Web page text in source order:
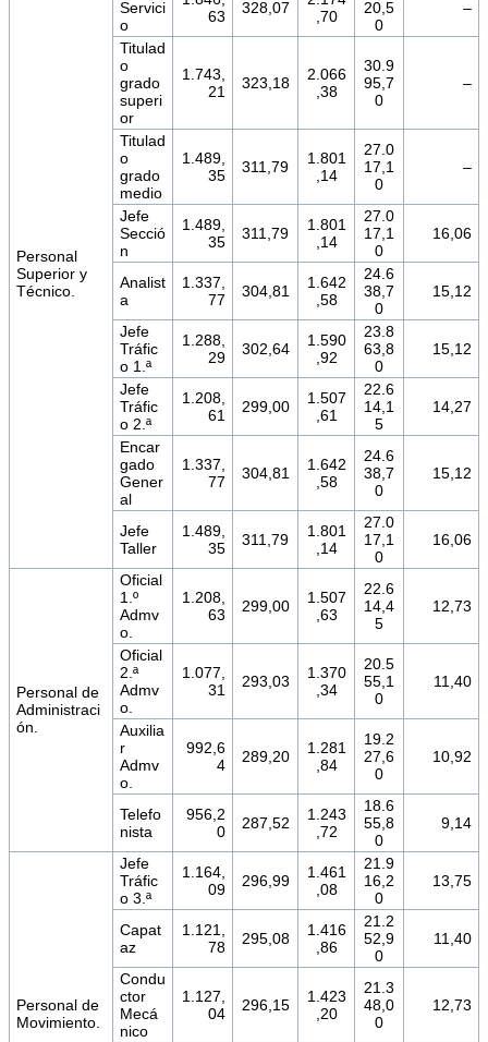
Personal
Superior y
Técnico.
Servici
o
63
328,07
,70
20,5
0
–
Titulad
o
grado
superi
or
1.743,
21
323,18
2.066
,38
30.9
95,7
0
–
Titulad
o
grado
medio
1.489,
35
311,79
1.801
,14
27.0
17,1
0
–
Jefe
Secció
n
1.489,
35
311,79
1.801
,14
27.0
17,1
0
16,06
Analist
a
1.337,
77
304,81
1.642
,58
24.6
38,7
0
15,12
Jefe
Tráfic
o 1.ª
1.288,
29
302,64
1.590
,92
23.8
63,8
0
15,12
Jefe
Tráfic
o 2.ª
1.208,
61
299,00
1.507
,61
22.6
14,1
5
14,27
Encar
gado
Gener
al
1.337,
77
304,81
1.642
,58
24.6
38,7
0
15,12
Jefe
Taller
1.489,
35
311,79
1.801
,14
27.0
17,1
0
16,06
Personal de
Administraci
ón.
Oficial
1.º
Admv
o.
1.208,
63
299,00
1.507
,63
22.6
14,4
5
12,73
Oficial
2.ª
Admv
o.
1.077,
31
293,03
1.370
,34
20.5
55,1
0
11,40
Auxilia
r
Admv
o.
992,6
4
289,20
1.281
,84
19.2
27,6
0
10,92
Telefo
nista
956,2
0
287,52
1.243
,72
18.6
55,8
0
9,14
Personal de
Movimiento.
Jefe
Tráfic
o 3.ª
1.164,
09
296,99
1.461
,08
21.9
16,2
0
13,75
Capat
az
1.121,
78
295,08
1.416
,86
21.2
52,9
0
11,40
Condu
ctor
Mecá
nico
1.127,
04
296,15
1.423
,20
21.3
48,0
0
12,73